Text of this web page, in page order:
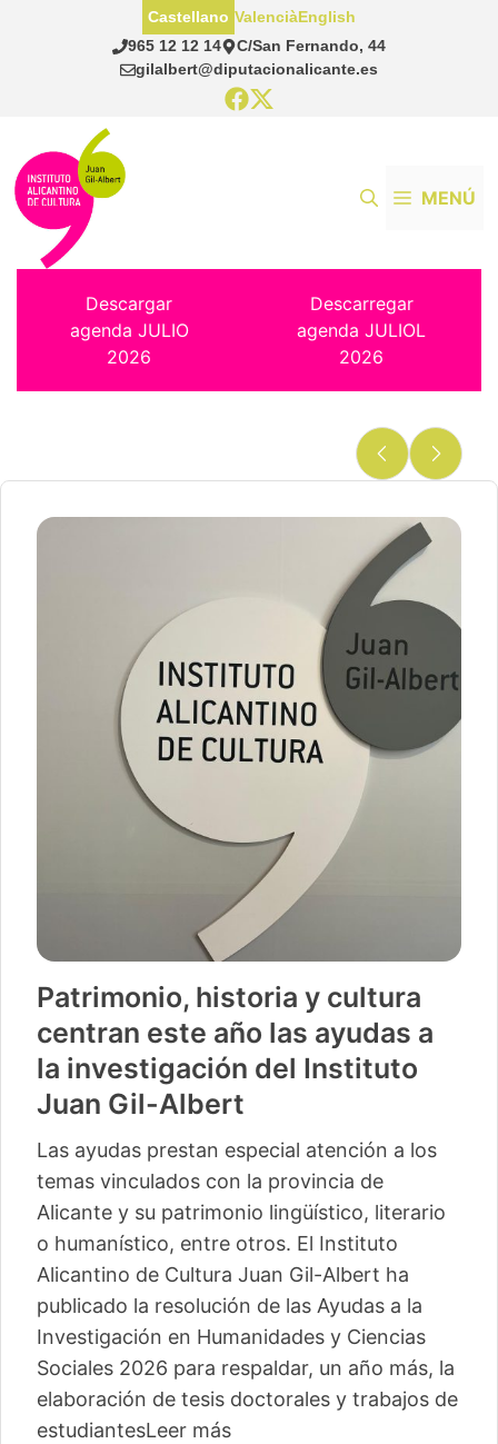
965 12 12 14
C/San Fernando, 44
gilalbert@diputacionalicante.es
Castellano ValenciàEnglish
MENÚ
Descargar
agenda JULIO
2026
Descarregar
agenda JULIOL
2026
Patrimonio, historia y cultura
centran este año las ayudas a
la investigación del Instituto
Juan Gil-Albert
Las ayudas prestan especial atención a los
temas vinculados con la provincia de
Alicante y su patrimonio lingüístico, literario
o humanístico, entre otros. El Instituto
Alicantino de Cultura Juan Gil-Albert ha
publicado la resolución de las Ayudas a la
Investigación en Humanidades y Ciencias
Sociales 2026 para respaldar, un año más, la
elaboración de tesis doctorales y trabajos de
estudiantesLeer más